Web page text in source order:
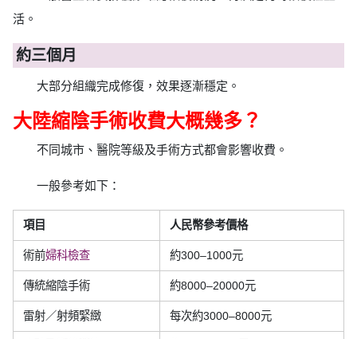
活。
約三個月
大部分組織完成修復，效果逐漸穩定。
大陸縮陰手術收費大概幾多？
不同城市、醫院等級及手術方式都會影響收費。
一般參考如下：
項目 人民幣參考價格
術前婦科檢查 約300–1000元
傳統縮陰手術 約8000–20000元
雷射／射頻緊緻 每次約3000–8000元